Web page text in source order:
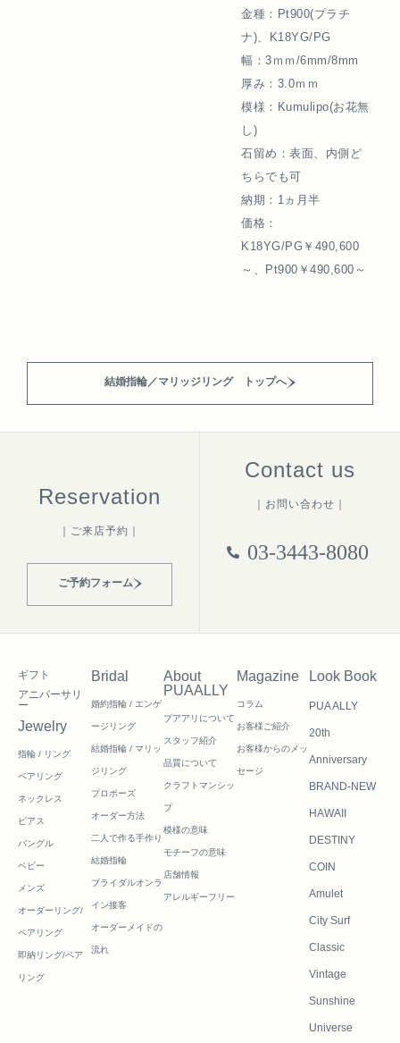
金種：Pt900(プラチ
ナ)、K18YG/PG
幅：3ｍｍ/6mm/8mm
厚み：3.0ｍｍ
模様：Kumulipo(お花無
し)
石留め：表面、内側ど
ちらでも可
納期：1ヵ月半
価格：
K18YG/PG￥490,600
～、Pt900￥490,600～
結婚指輪／マリッジリング トップへ
Reservation
｜ご来店予約｜
ご予約フォーム
Contact us
｜お問い合わせ｜
03-3443-8080
ギフト
アニバーサリ
ー
Jewelry
指輪 / リング
ペアリング
ネックレス
ピアス
バングル
ベビー
メンズ
オーダーリング/
ペアリング
即納リング/ペア
リング
Bridal
婚約指輪 / エンゲ
ージリング
結婚指輪 / マリッ
ジリング
プロポーズ
オーダー方法
二人で作る手作り
結婚指輪
ブライダルオンラ
イン接客
オーダーメイドの
流れ
About
PUAALLY
プアアリについて
スタッフ紹介
品質について
クラフトマンシッ
プ
模様の意味
モチーフの意味
店舗情報
アレルギーフリー
Magazine
コラム
お客様ご紹介
お客様からのメッ
セージ
Look Book
PUA ALLY
20th
Anniversary
BRAND-NEW
HAWAII
DESTINY
COIN
Amulet
City Surf
Classic
Vintage
Sunshine
Universe